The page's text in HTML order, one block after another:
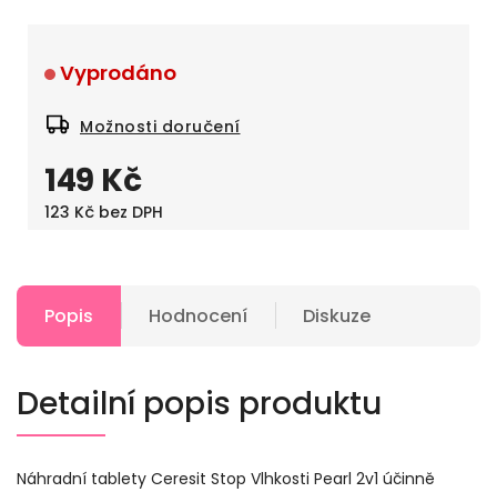
149 Kč
123 Kč bez DPH
Vyprodáno
Možnosti doručení
Popis Hodnocení Diskuze
Detailní popis produktu
Náhradní tablety Ceresit Stop Vlhkosti Pearl 2v1 účinně